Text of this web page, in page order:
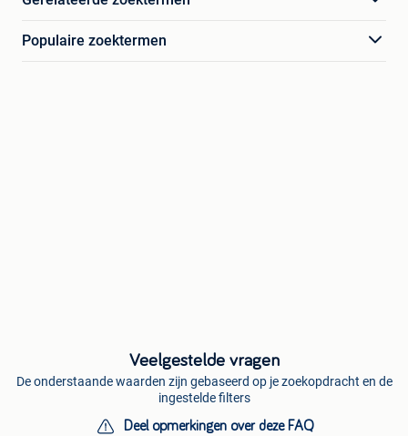
Populaire zoektermen
Veelgestelde vragen
De onderstaande waarden zijn gebaseerd op je zoekopdracht en de
ingestelde filters
Deel opmerkingen over deze FAQ